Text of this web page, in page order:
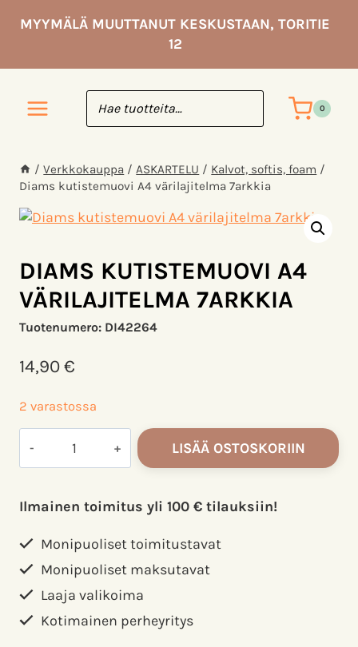
sisältöön
MYYMÄLÄ MUUTTANUT KESKUSTAAN, TORITIE
12
0
/ Verkkokauppa / ASKARTELU / Kalvot, softis, foam /
Diams kutistemuovi A4 värilajitelma 7arkkia
DIAMS KUTISTEMUOVI A4
VÄRILAJITELMA 7ARKKIA
Tuotenumero: DI42264
14,90€
2 varastossa
kutistemuovi
värilajitelma
7arkkia
määrä
LISÄÄ OSTOSKORIIN
Ilmainen toimitus yli 100 € tilauksiin!
Monipuoliset toimitustavat
Monipuoliset maksutavat
Laaja valikoima
Kotimainen perheyritys